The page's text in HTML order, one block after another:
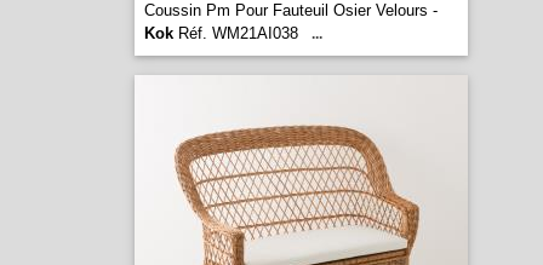
Coussin Pm Pour Fauteuil Osier Velours -
KokRéf. WM21AI038 ...